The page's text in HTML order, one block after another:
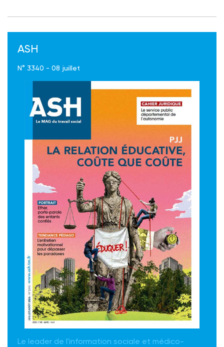
ASH
N° 3340 - 08 juillet
Le leader de l'information sociale et médico-